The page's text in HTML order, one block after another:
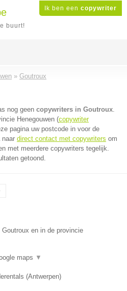
Ik ben een copywriter
buurt!
» Goutroux
nog geen copywriters in Goutroux.
Henegouwen (copywriter
pagina uw postcode in voor de
naar direct contact met copywriters om
met meerdere copywriters tegelijk.
getoond.
en in de provincie
maps ▼
(Antwerpen)